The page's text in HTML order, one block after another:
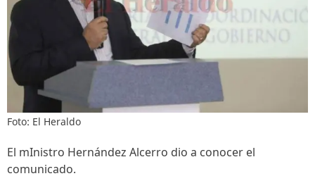
Foto: El Heraldo
El mInistro Hernández Alcerro dio a conocer el
comunicado.